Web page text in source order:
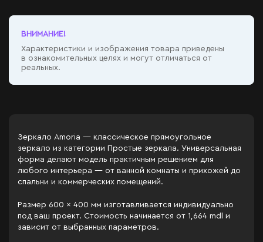
ВНИМАНИЕ!
Характеристики и изображения товара приведены
в ознакомительных целях и могут отличаться от
реальных.
Зеркало Amoria — классическое прямоугольное
зеркало из категории Простые зеркала. Универсальная
форма делают модель практичным решением для
любого интерьера — от ванной комнаты и прихожей до
спальни и коммерческих помещений.
Размер 600 × 400 мм изготавливается индивидуально
под ваш проект. Стоимость начинается от 1,664 mdl и
зависит от выбранных параметров.